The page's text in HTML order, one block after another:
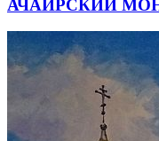
АЧАИРСКИЙ